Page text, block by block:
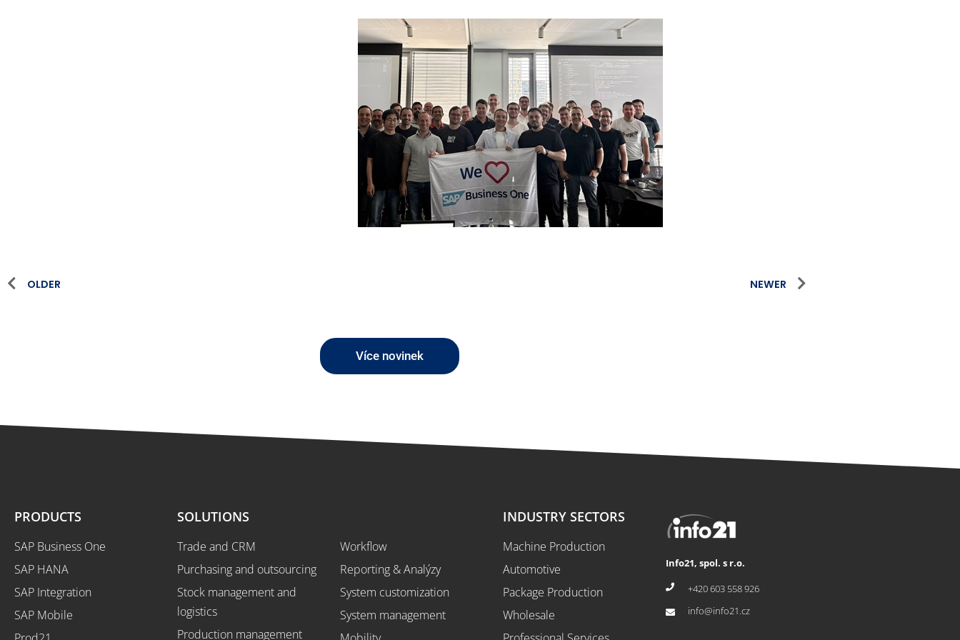
OLDER NEWER
Více novinek
PRODUCTS
SAP Business One
SAP HANA
SAP Integration
SAP Mobile
SOLUTIONS
Trade and CRM
Purchasing and outsourcing
Stock management and
logistics
Production management
Workflow
Reporting & Analýzy
System customization
System management
INDUSTRY SECTORS
Machine Production
Automotive
Package Production
Wholesale
Info21, spol. s r.o.
+420 603 558 926
info@info21.cz